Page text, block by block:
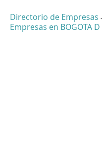
Directorio de Empresas
Empresas en BOGOTA D